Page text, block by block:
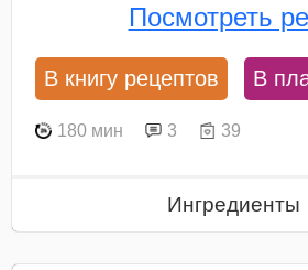
Посмотреть
В книгу рецептов В
180 мин 3 39
Ингредиенты